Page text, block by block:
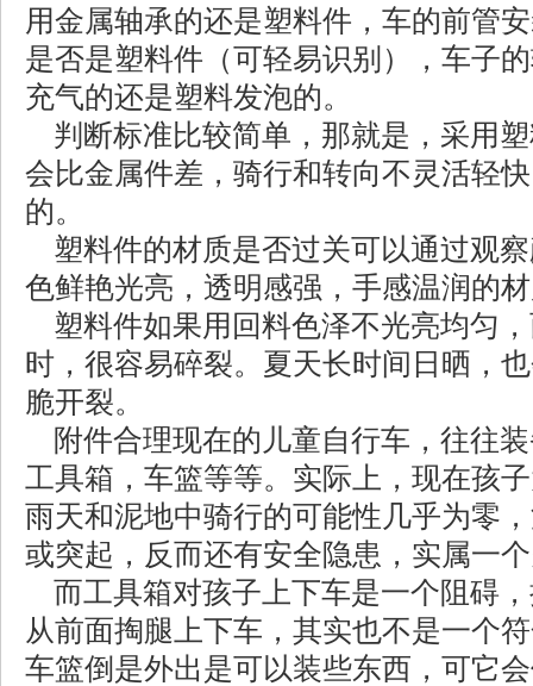
用金属轴承的还是塑料件，车的前管
是否是塑料件（可轻易识别），车子
充气的还是塑料发泡的。
判断标准比较简单，那就是，采用
会比金属件差，骑行和转向不灵活轻
的。
塑料件的材质是否过关可以通过观
色鲜艳光亮，透明感强，手感温润的
塑料件如果用回料色泽不光亮均匀
时，很容易碎裂。夏天长时间日晒，
脆开裂。
附件合理现在的儿童自行车，往往
工具箱，车篮等等。实际上，现在孩
雨天和泥地中骑行的可能性几乎为零
或突起，反而还有安全隐患，实属一
而工具箱对孩子上下车是一个阻碍
从前面掏腿上下车，其实也不是一个
车篮倒是外出是可以装些东西，可它